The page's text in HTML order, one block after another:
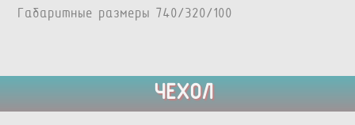
Габаритные размеры 740/320/100
ЧЕХОЛ